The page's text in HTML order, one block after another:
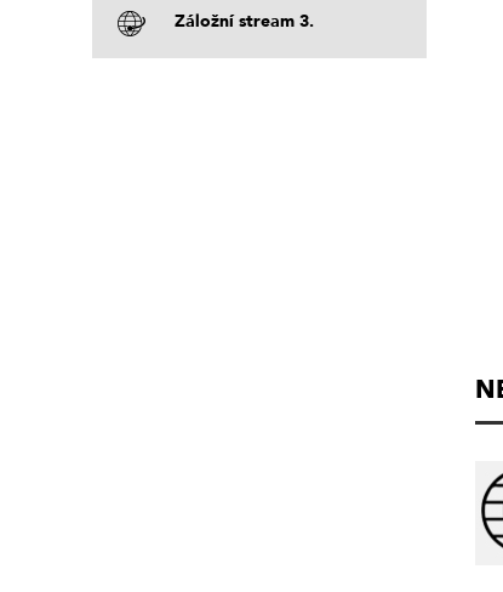
Záložní stream 3.